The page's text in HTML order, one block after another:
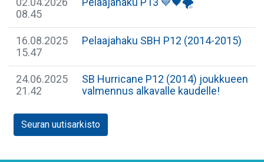
08.45
16.08.2025
15.47
Pelaajahaku SBH P12 (2014-2015)
24.06.2025
21.42
SB Hurricane P12 (2014) joukkueen
valmennus alkavalle kaudelle!
Seuran uutisarkisto